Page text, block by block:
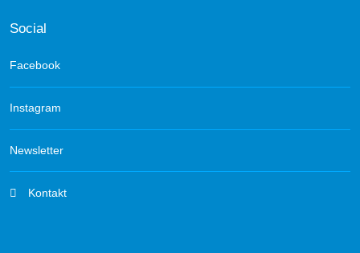
Social
Facebook
Instagram
Newsletter
Kontakt